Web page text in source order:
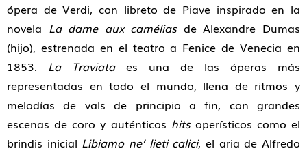
ópera de Verdi, con libreto de Piave inspirado en la
novela La dame aux caméliasde Alexandre Dumas
(hijo), estrenada en el teatro a Fenice de Venecia en
1853. La Traviataes una de las óperas más
representadas en todo el mundo, llena de ritmos y
melodías de vals de principio a fin, con grandes
escenas de coro y auténticos hitsoperísticos como el
brindis inicial Libiamo ne’ lieti calici, el aria de Alfredo